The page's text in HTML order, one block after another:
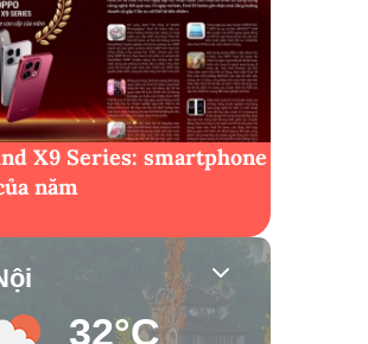
X9 Series: smartphone
năm
32°C